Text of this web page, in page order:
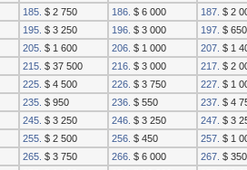
185. $ 2 750 186. $ 6 000 187. $ 2
195. $ 3 250 196. $ 3 000 197. $ 650
205. $ 1 600 206. $ 1 000 207. $ 1
215. $ 37 500 216. $ 3 000 217. $ 2
225. $ 4 500 226. $ 3 750 227. $ 1
235. $ 950 236. $ 550 237. $ 4
245. $ 3 250 246. $ 3 250 247. $ 3
255. $ 2 500 256. $ 450 257. $ 1
265. $ 3 750 266. $ 6 000 267. $ 350